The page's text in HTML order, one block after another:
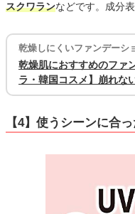
スクワランなどです。成分
乾燥しにくいファンデーシ
乾燥肌におすすめのファ
ラ・韓国コスメ】崩れな
【4】使うシーンに合